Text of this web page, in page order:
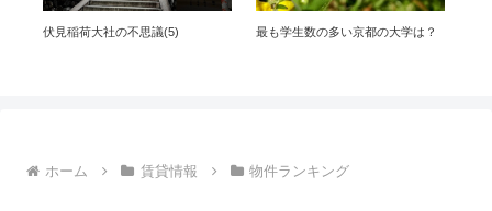
伏見稲荷大社の不思議(5) 最も学生数の多い京都の大学は？
ホーム 賃貸情報 物件ランキング